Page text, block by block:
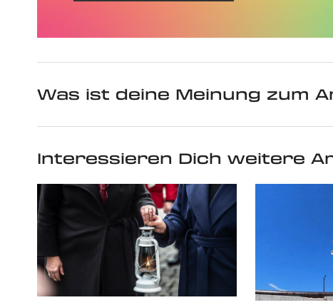
Was ist deine Meinung zum
Interessieren Dich weitere